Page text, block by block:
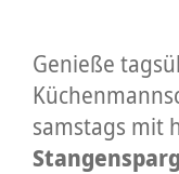
Genieße
samstags mit